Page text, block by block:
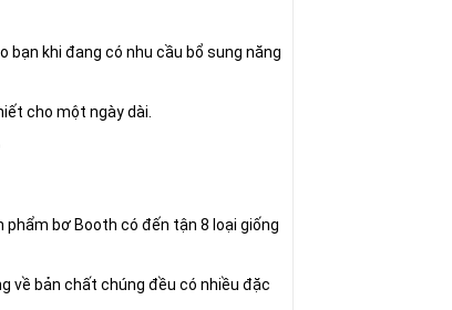
khi đang có nhu cầu bổ sung năng
cho một ngày dài.
phẩm bơ Booth có đến tận 8 loại giống
về bản chất chúng đều có nhiều đặc